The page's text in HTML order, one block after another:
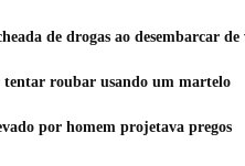
de drogas ao desembarcar de
roubar usando um martelo
por homem projetava pregos